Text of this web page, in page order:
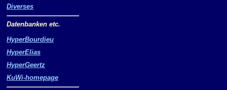
Diverses
Datenbanken etc.
HyperBourdieu
HyperElias
HyperGeertz
KuWi-homepage